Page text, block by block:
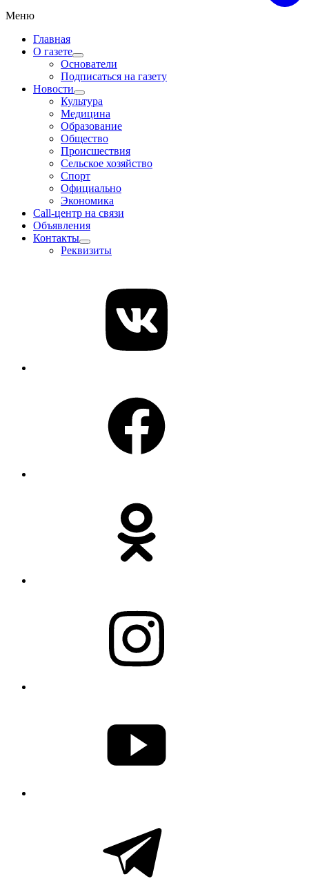
Меню
Главная
О газете
Основатели
Подписаться на газету
Новости
Культура
Медицина
Образование
Общество
Происшествия
Сельское хозяйство
Спорт
Официально
Экономика
Call-центр на связи
Объявления
Контакты
Реквизиты